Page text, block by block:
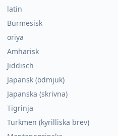
latin
Burmesisk
oriya
Amharisk
Jiddisch
Japansk (ödmjuk)
Japanska (skrivna)
Tigrinja
Turkmen (kyrilliska brev)